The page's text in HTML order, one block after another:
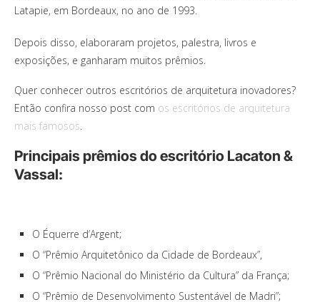
Latapie, em Bordeaux, no ano de 1993.
Depois disso, elaboraram projetos, palestra, livros e
exposições, e ganharam muitos prêmios.
Quer conhecer outros escritórios de arquitetura inovadores?
Então confira nosso post com os escritórios de arquitetura
mais famosos.
Principais prêmios do escritório Lacaton &
Vassal:
O Équerre d’Argent;
O “Prêmio Arquitetônico da Cidade de Bordeaux”,
O “Prêmio Nacional do Ministério da Cultura” da França;
O “Prêmio de Desenvolvimento Sustentável de Madri”;